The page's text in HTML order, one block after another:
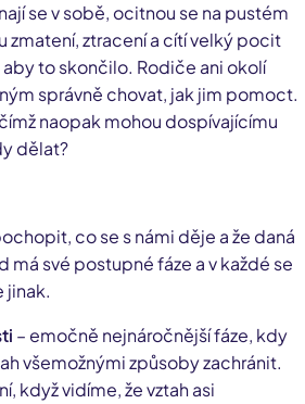
se v sobě, ocitnou se na pustém
zmatení, ztracení a cítí velký pocit
to skončilo. Rodiče ani okolí
správně chovat, jak jim pomoct.
naopak mohou dospívajícímu
dělat?
co se s námi děje a že daná
má své postupné fáze a v každé se
jinak.
– emočně nejnáročnější fáze, kdy
všemožnými způsoby zachránit.
když vidíme, že vztah asi